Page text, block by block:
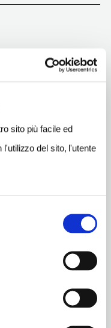
sito più facile ed
del sito, l'utente
musei.html